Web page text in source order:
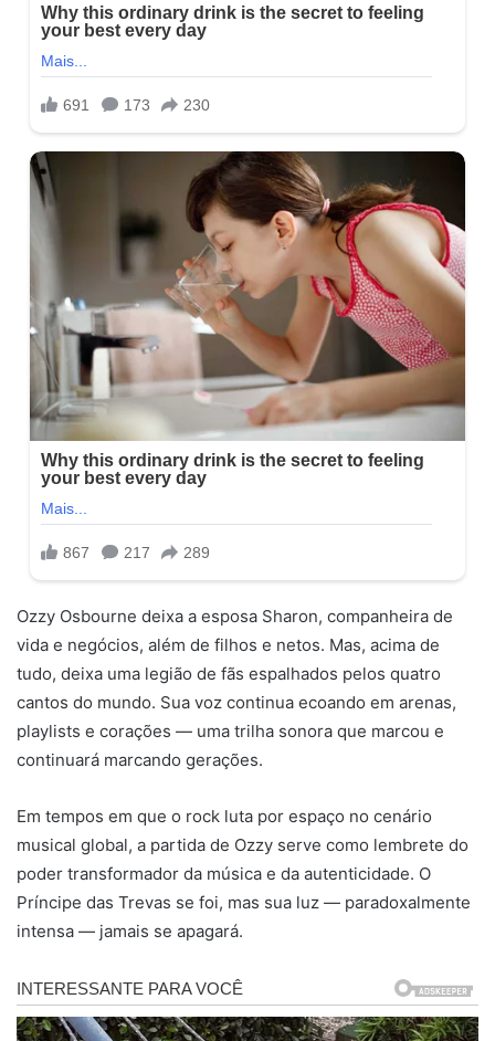
Ozzy Osbourne deixa a esposa Sharon, companheira de
vida e negócios, além de filhos e netos. Mas, acima de
tudo, deixa uma legião de fãs espalhados pelos quatro
cantos do mundo. Sua voz continua ecoando em arenas,
playlists e corações — uma trilha sonora que marcou e
continuará marcando gerações.
Em tempos em que o rock luta por espaço no cenário
musical global, a partida de Ozzy serve como lembrete do
poder transformador da música e da autenticidade. O
Príncipe das Trevas se foi, mas sua luz — paradoxalmente
intensa — jamais se apagará.